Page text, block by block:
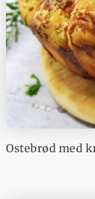
Ostebrød med